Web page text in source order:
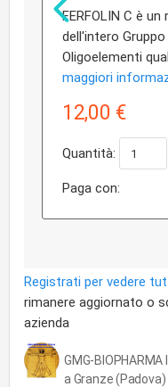
FERFOLIN C è
dell'intero
Oligoelementi
maggiori
12,00 €
Quantità:
Paga con:
Registrati per vedere
rimanere aggiornato o
azienda
GMG-
a Granze (Padova)